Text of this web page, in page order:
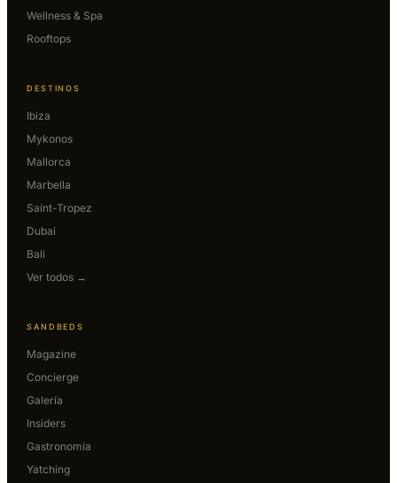
Wellness & Spa
Rooftops
DESTINOS
Ibiza
Mykonos
Mallorca
Marbella
Saint-Tropez
Dubai
Bali
Ver todos →
SANDBEDS
Magazine
Concierge
Galería
Insiders
Gastronomía
Yatching